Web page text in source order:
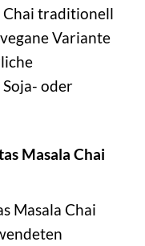
Chai traditionell
Variante
oder
Masala Chai
Masala Chai